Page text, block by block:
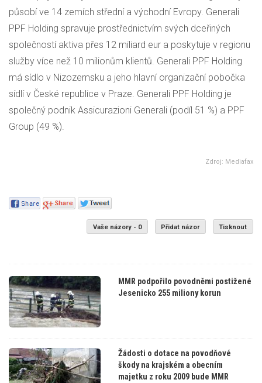
působí ve 14 zemích střední a východní Evropy. Generali
PPF Holding spravuje prostřednictvím svých dceřiných
společností aktiva přes 12 miliard eur a poskytuje v regionu
služby více než 10 milionům klientů. Generali PPF Holding
má sídlo v Nizozemsku a jeho hlavní organizační pobočka
sídlí v České republice v Praze. Generali PPF Holding je
společný podnik Assicurazioni Generali (podíl 51 %) a PPF
Group (49 %).
Zdroj: Mediafax
Vaše názory - 0 Přidat názor Tisknout
MMR podpořilo povodněmi postižené
Jesenicko 255 miliony korun
Žádosti o dotace na povodňové
škody na krajském a obecním
majetku z roku 2009 bude MMR